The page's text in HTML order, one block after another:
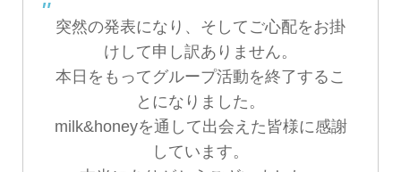
突然の発表になり、そしてご心配をお掛
けして申し訳ありません。
本日をもってグループ活動を終了するこ
とになりました。
milk&honeyを通して出会えた皆様に感謝
しています。